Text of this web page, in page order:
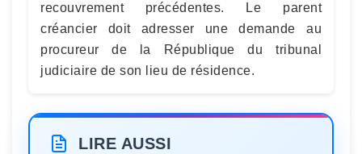
recouvrement précédentes. Le parent
créancier doit adresser une demande au
procureur de la République du tribunal
judiciaire de son lieu de résidence.
LIRE AUSSI